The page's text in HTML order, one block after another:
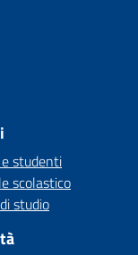
studenti
scolastico
studio